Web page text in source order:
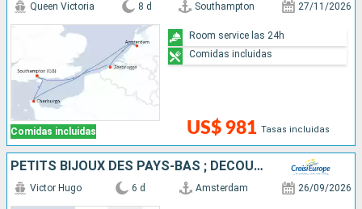
Comidas incluidas
Queen Victoria 8 d Southampton 27/11/2026
US$ 981 Tasas incluidas
Room service las 24h
Comidas incluidas
PETITS BIJOUX DES PAYS-BAS ; DÉCOUVREZ DES TRÉSORS CACHÉS AU CHARME UNIQUE
Victor Hugo 6 d Amsterdam 26/09/2026